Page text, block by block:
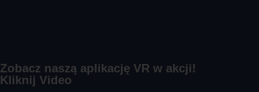
Zobacz naszą aplikację VR w akcji!
Kliknij Video